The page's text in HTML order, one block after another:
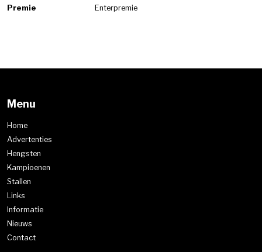
Premie
Enterpremie
Menu
Home
Advertenties
Hengsten
Kampioenen
Stallen
Links
Informatie
Nieuws
Contact